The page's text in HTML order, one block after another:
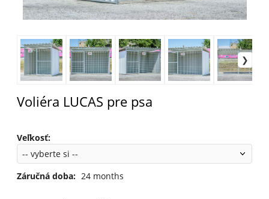
Voliéra LUCAS pre psa
Veľkosť:
Záručná doba: 24 months